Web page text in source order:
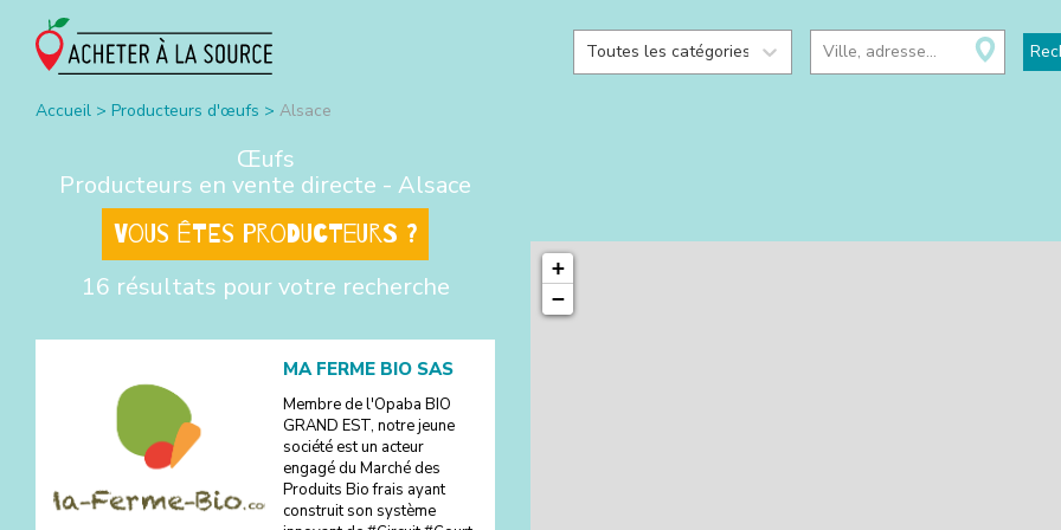
Toutes les catégories Ville, adresse...
Accueil > Producteurs d'œufs > Alsace
Œufs
Producteurs en vente directe - Alsace
Vous êtes producteurs ?
16 résultats pour votre recherche
MA FERME BIO SAS
Membre de l'Opaba BIO
GRAND EST, notre jeune
société est un acteur
engagé du Marché des
Produits Bio frais ayant
construit son système
+
−